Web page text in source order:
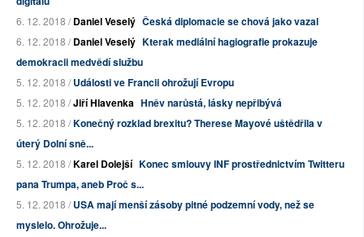
6. 12. 2018 /Daniel Veselý Česká diplomacie se chová jako vazal
6. 12. 2018 /Daniel Veselý Kterak mediální hagiografie prokazuje
demokracii medvědí službu
5. 12. 2018 /Události ve Francii ohrožují Evropu
5. 12. 2018 /Jiří Hlavenka Hněv narůstá, lásky nepřibývá
5. 12. 2018 /Konečný rozklad brexitu? Therese Mayové uštědřila v
úterý Dolní sně...
5. 12. 2018 /Karel Dolejší Konec smlouvy INF prostřednictvím Twitteru
pana Trumpa, aneb Proč s...
5. 12. 2018 /USA mají menší zásoby pitné podzemní vody, než se
myslelo. Ohrožuje...